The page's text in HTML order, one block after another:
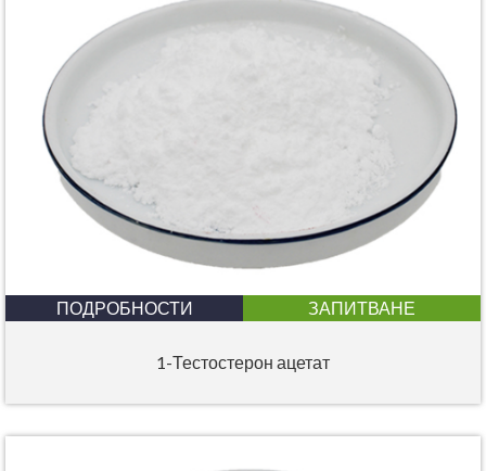
ПОДРОБНОСТИ ЗАПИТВАНЕ
1-Тестостерон ацетат